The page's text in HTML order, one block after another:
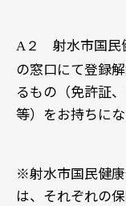
A２
射水市国民
の窓口にて登録
るもの（免許証
等）をお持ちに
※射水市国民健
は、それぞれの